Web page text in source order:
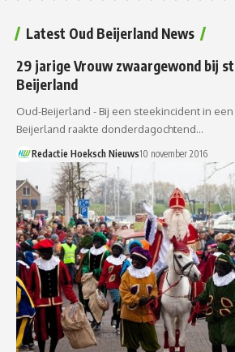
Latest Oud Beijerland News
29 jarige Vrouw zwaargewond bij
Beijerland
Oud-Beijerland - Bij een steekincident in
Beijerland raakte donderdagochtend…
Redactie Hoeksch Nieuws10 november 2016